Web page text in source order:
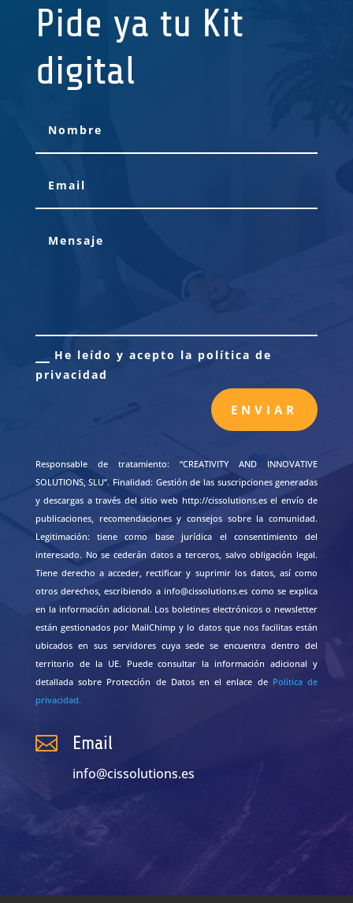
Pide ya tu Kit
digital
He leído y acepto la política de
privacidad
ENVIAR
Responsable de tratamiento: “CREATIVITY AND INNOVATIVE
SOLUTIONS, SLU”. Finalidad: Gestión de las suscripciones generadas
y descargas a través del sitio web http://cissolutions.es el envío de
publicaciones, recomendaciones y consejos sobre la comunidad.
Legitimación: tiene como base jurídica el consentimiento del
interesado. No se cederán datos a terceros, salvo obligación legal.
Tiene derecho a acceder, rectificar y suprimir los datos, así como
otros derechos, escribiendo a info@cissolutions.es como se explica
en la información adicional. Los boletines electrónicos o newsletter
están gestionados por MailChimp y lo datos que nos facilitas están
ubicados en sus servidores cuya sede se encuentra dentro del
territorio de la UE. Puede consultar la información adicional y
detallada sobre Protección de Datos en el enlace de Política de
privacidad.
 Email
info@cissolutions.es